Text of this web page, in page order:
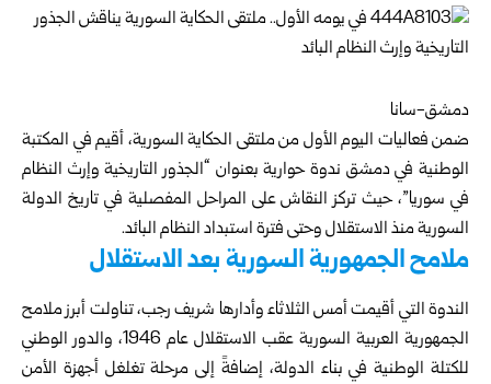
دمشق-سانا
ضمن فعاليات اليوم الأول من ملتقى الحكاية السورية، أقيم في المكتبة
الوطنية في دمشق ندوة حوارية بعنوان “الجذور التاريخية وإرث النظام
في سوريا”، حيث تركز النقاش على المراحل المفصلية في تاريخ الدولة
السورية منذ الاستقلال وحتى فترة استبداد النظام البائد.
ملامح الجمهورية السورية بعد الاستقلال
الندوة التي أقيمت أمس الثلاثاء وأدارها شريف رجب، تناولت أبرز ملامح
الجمهورية العربية السورية عقب الاستقلال عام 1946، والدور الوطني
للكتلة الوطنية في بناء الدولة، إضافةً إلى مرحلة تغلغل أجهزة الأمن